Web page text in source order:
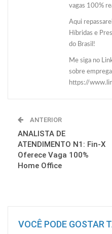
vagas 100%
Aqui
Híbridas e
do Brasil!
Me siga no
sobre
https://
ANTERIOR
ANALISTA DE
ATENDIMENTO N1: Fin-X
Oferece Vaga 100%
Home Office
VOCÊ PODE GOSTAR